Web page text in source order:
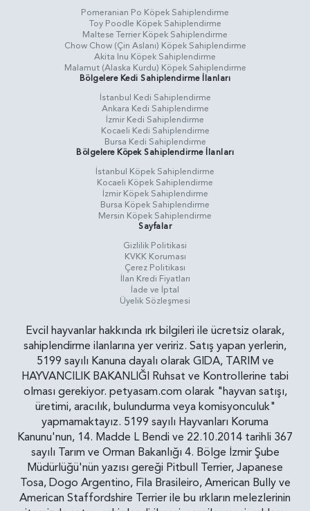
Pomeranian Po Köpek Sahiplendirme
Toy Poodle Köpek Sahiplendirme
Maltese Terrier Köpek Sahiplendirme
Chow Chow (Çin Aslanı) Köpek Sahiplendirme
Akita Inu Köpek Sahiplendirme
Malamut (Alaska Kurdu) Köpek Sahiplendirme
Bölgelere Kedi Sahiplendirme İlanları
İstanbul Kedi Sahiplendirme
Ankara Kedi Sahiplendirme
İzmir Kedi Sahiplendirme
Kocaeli Kedi Sahiplendirme
Bursa Kedi Sahiplendirme
Bölgelere Köpek Sahiplendirme İlanları
İstanbul Köpek Sahiplendirme
Kocaeli Köpek Sahiplendirme
İzmir Köpek Sahiplendirme
Bursa Köpek Sahiplendirme
Mersin Köpek Sahiplendirme
Sayfalar
Gizlilik Politikasi
KVKK Koruması
Çerez Politikası
İlan Kredi Fiyatları
İade ve İptal
Üyelik Sözleşmesi
Evcil hayvanlar hakkında ırk bilgileri ile ücretsiz olarak,
sahiplendirme ilanlarına yer veririz. Satış yapan yerlerin,
5199 sayılı Kanuna dayalı olarak GIDA, TARIM ve
HAYVANCILIK BAKANLIĞI Ruhsat ve Kontrollerine tabi
olması gerekiyor. petyasam.com olarak "hayvan satışı,
üretimi, aracılık, bulundurma veya komisyonculuk"
yapmamaktayız. 5199 sayılı Hayvanları Koruma
Kanunu'nun, 14. Madde L Bendi ve 22.10.2014 tarihli 367
sayılı Tarım ve Orman Bakanlığı 4. Bölge İzmir Şube
Müdürlüğü'nün yazısı gereği Pitbull Terrier, Japanese
Tosa, Dogo Argentino, Fila Brasileiro, American Bully ve
American Staffordshire Terrier ile bu ırkların melezlerinin